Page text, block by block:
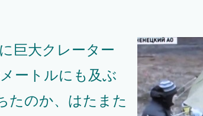
巨大クレーター
ートルにも及ぶ
たのか、はたまた